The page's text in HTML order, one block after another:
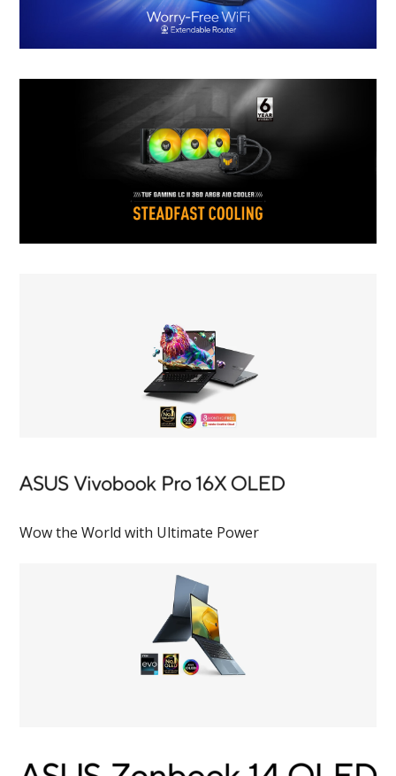
Wow the World with Ultimate Power